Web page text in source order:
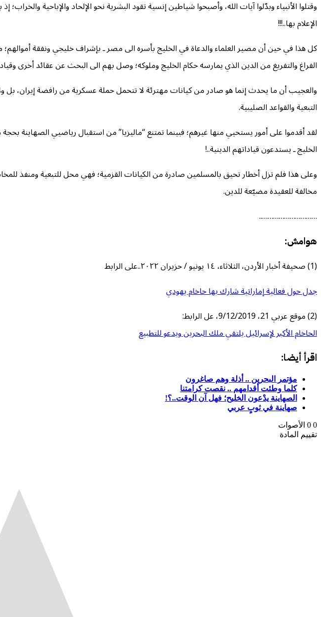
وقتلوا الأنبياء وبدّلوا آيات الله، وأصبحوا شياطين إنسية تقود البشرية نحو الإلحاد والإباحية
الإعلام بها..!!!
كل هذا في حين أن مصير العلماء والدعاة في الخليج بأسره الى مصر ـ بإشراف خليجي ونفقة
الفراغ والتفريغ من الدين الذي يمارسه حكام الخليج وملوكه؛ وصل بهم الى البحث عن عقائد أخرى
والعجيب أن ما يحدث إنما هو صادر من كيانات مهترئة لا تتحمل حملة عسكرية من رافضة إيران، بل
التبعية والقواعد الصليبية.
لقد أقدموا على أمور يستحيي منها غيرهم؛ فبينما تمتنع “ماليزيا” من استقبال رياضيي الصهاينة
الخليج ـ يستدعون قياداتهم الدينية..!
وعلى هذا فلم تزل أخطار تحيق بالمسلمين صادرة من الكيانات القزمية؛ فهي محل للتبعية ومنفذ
مخالفة للعقيدة مضيّعة للدين.
…………………………..
هوامش:
(1) صحيفة أخبار الأردن،
الثلاثاء، ١٤ يونيو / حزيران ٢٠٢٢..على الرابط
جدل حول فعالية إماراتية شارك بها حاخام يهودي
(2) موقع عربي 21، 9/12/2019، عل الرابط:
الحاخام الأكبر لإسرائيل يلتقي ملك البحرين ويدعو للتطبيع
اقرأ أيضا:
مؤتمر البحرين .. أذلة وهم صاغرون
كلما وطئت أقدامهم .. نقصت كرامتنا
الصهاينة يدْعون الخليح؛ فهل آن الوقت..؟!
صهاينة في ثوبٍ عربي
0
0 الأصوات
تقييم المادة